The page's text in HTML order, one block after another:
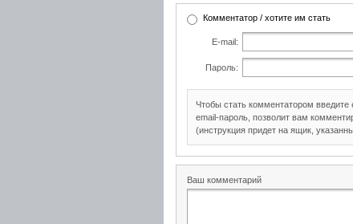
Комментатор / хотите им стать
E-mail:
Пароль:
Чтобы стать комментатором
email-пароль, позволит вам
(инструкция придет на ящик,
Ваш комментарий